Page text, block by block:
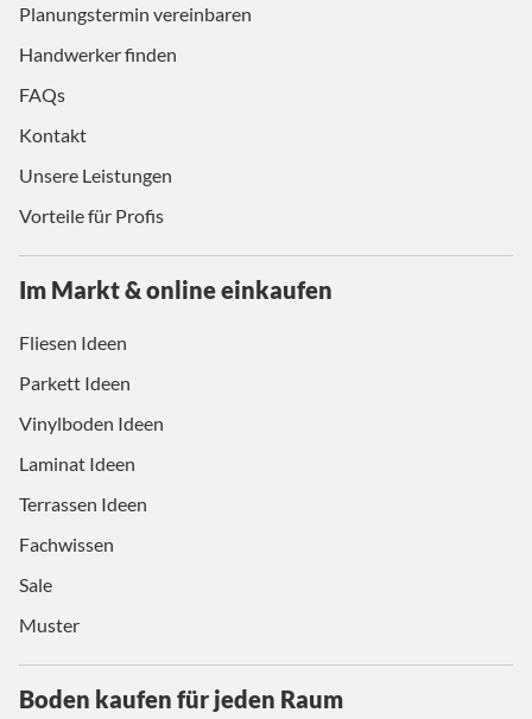
Planungstermin vereinbaren
Handwerker finden
FAQs
Kontakt
Unsere Leistungen
Vorteile für Profis
Im Markt & online einkaufen
Fliesen Ideen
Parkett Ideen
Vinylboden Ideen
Laminat Ideen
Terrassen Ideen
Fachwissen
Sale
Muster
Boden kaufen für jeden Raum